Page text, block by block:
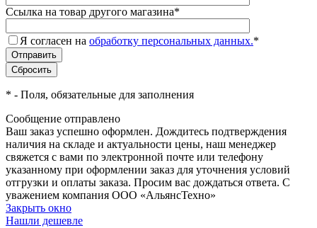
Ссылка на товар другого магазина*
Я согласен на обработку персональных данных.*
* - Поля, обязательные для заполнения
Сообщение отправлено
Ваш заказ успешно оформлен. Дождитесь подтверждения
наличия на складе и актуальности цены, наш менеджер
свяжется с вами по электронной почте или телефону
указанному при оформлении заказ для уточнения условий
отгрузки и оплаты заказа. Просим вас дождаться ответа. С
уважением компания ООО «АльянсТехно»
Закрыть окно
Нашли дешевле